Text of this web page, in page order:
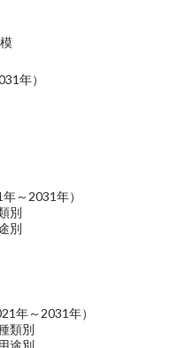
年）
～2031年）
別
別
年～2031年）
類別
途別